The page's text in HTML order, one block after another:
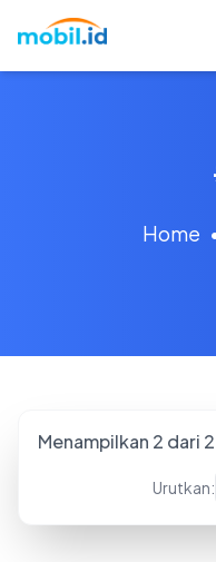
Home
Menampilkan 2 dari 2
Urutkan: